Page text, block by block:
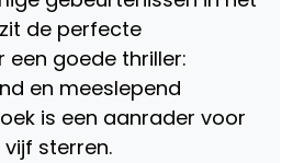
de perfecte
een goede thriller:
en meeslepend
is een aanrader voor
sterren.